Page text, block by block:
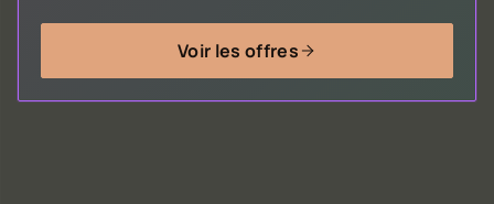
Voir les offres